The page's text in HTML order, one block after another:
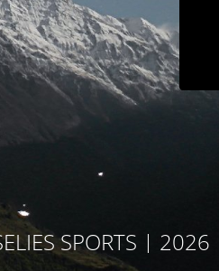
SPORTS | 2026